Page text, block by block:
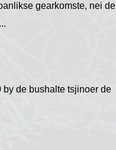
gearkomste, nei de
by de bushalte tsjinoer de